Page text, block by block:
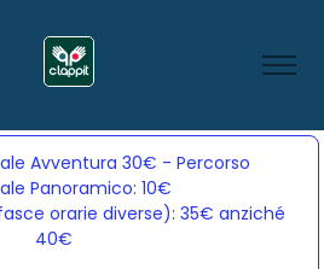
Avventura 30€ - Percorso
Panoramico: 10€
orarie diverse): 35€ anziché
40€